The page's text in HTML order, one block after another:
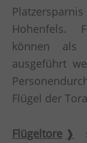
Hohenfels.
können als
ausgeführt
Flügel der
Flügeltore